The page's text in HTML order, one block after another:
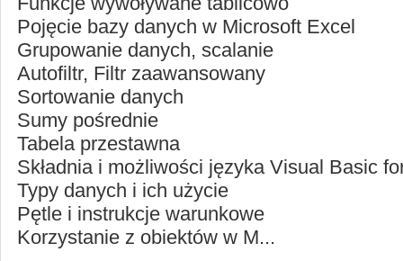
Pojęcie bazy danych w Microsoft Excel
Grupowanie danych, scalanie
Autofiltr, Filtr zaawansowany
Sortowanie danych
Sumy pośrednie
Tabela przestawna
Składnia i możliwości języka Visual Basic
Typy danych i ich użycie
Pętle i instrukcje warunkowe
Korzystanie z obiektów w M...